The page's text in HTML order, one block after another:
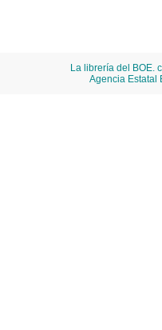
La librería del BOE.
Agencia Estatal